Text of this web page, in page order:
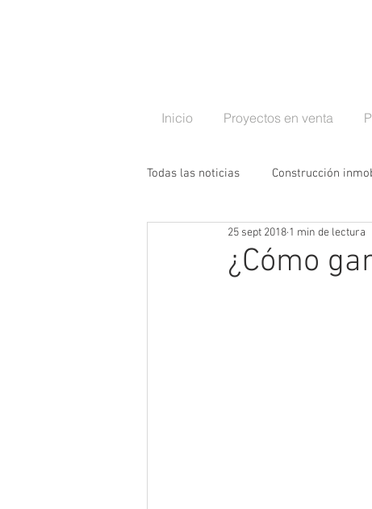
Inicio Proyectos en venta
Todas las noticias Construcción
Naturaleza y arquitectura
¿Cómo
25 sept 2018 1 min de lectura